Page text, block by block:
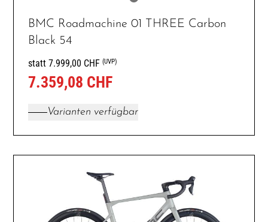
BMC Roadmachine 01 THREE Carbon
Black 54
statt 7.999,00 CHF(UVP)
7.359,08 CHF
Varianten verfügbar